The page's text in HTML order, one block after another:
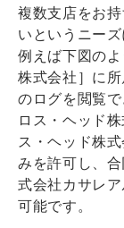
複数支店をお
いというニー
例えば下図の
株式会社］に
のログを閲覧
ロス・ヘッド
ス・ヘッド株
みを許可し、
式会社カサレ
可能です。